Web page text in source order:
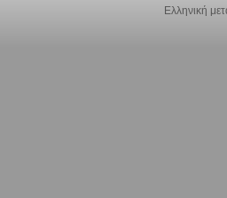
Ελληνική